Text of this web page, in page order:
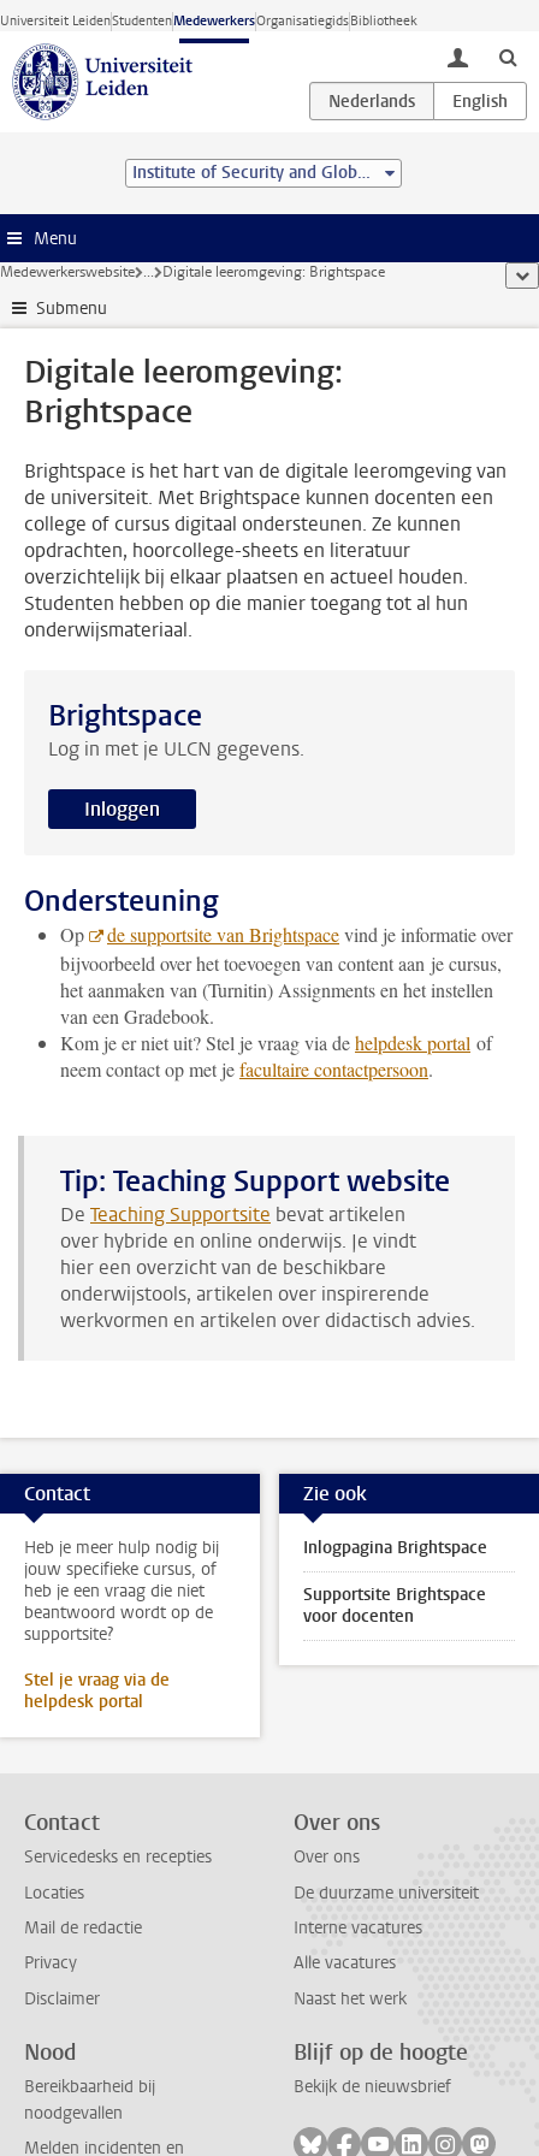
Ga direct naar de inhoud
Universiteit LeidenStudentenMedewerkersOrganisatiegidsBibliotheek
toggle
Institute of Security and Global Affairs
Menu
Medewerkerswebsite ... Digitale leeromgeving: Brightspace
Submenu
Digitale leeromgeving:
Brightspace
Brightspace is het hart van de digitale leeromgeving van
de universiteit. Met Brightspace kunnen docenten een
college of cursus digitaal ondersteunen. Ze kunnen
opdrachten, hoorcollege-sheets en literatuur
overzichtelijk bij elkaar plaatsen en actueel houden.
Studenten hebben op die manier toegang tot al hun
onderwijsmateriaal.
Brightspace
Log in met je ULCN gegevens.
Inloggen
Ondersteuning
Op de supportsite van Brightspacevind je informatie over
bijvoorbeeld over het toevoegen van content aan je cursus,
het aanmaken van (Turnitin) Assignments en het instellen
van een Gradebook.
Kom je er niet uit? Stel je vraag via dehelpdesk portal of
neem contact op met jefacultaire contactpersoon.
Tip: Teaching Support website
De Teaching Supportsite bevat artikelen
over hybride en online onderwijs. Je vindt
hier een overzicht van de beschikbare
onderwijstools, artikelen over inspirerende
werkvormen en artikelen over didactisch advies.
Contact
Heb je meer hulp nodig bij
jouw specifieke cursus, of
heb je een vraag die niet
beantwoord wordt op de
supportsite?
Stel je vraag via de
helpdesk portal
Zie ook
Inlogpagina Brightspace
Supportsite Brightspace
voor docenten
Contact
Servicedesks en recepties
Locaties
Mail de redactie
Privacy
Disclaimer
Over ons
Over ons
De duurzame universiteit
Interne vacatures
Alle vacatures
Naast het werk
Nood
Bereikbaarheid bij
noodgevallen
Melden incidenten en
Blijf op de hoogte
Bekijk de nieuwsbrief
Volg ons op bluesky
Volg ons op facebook
Volg ons op
Volg ons op
Volg ons
Volg